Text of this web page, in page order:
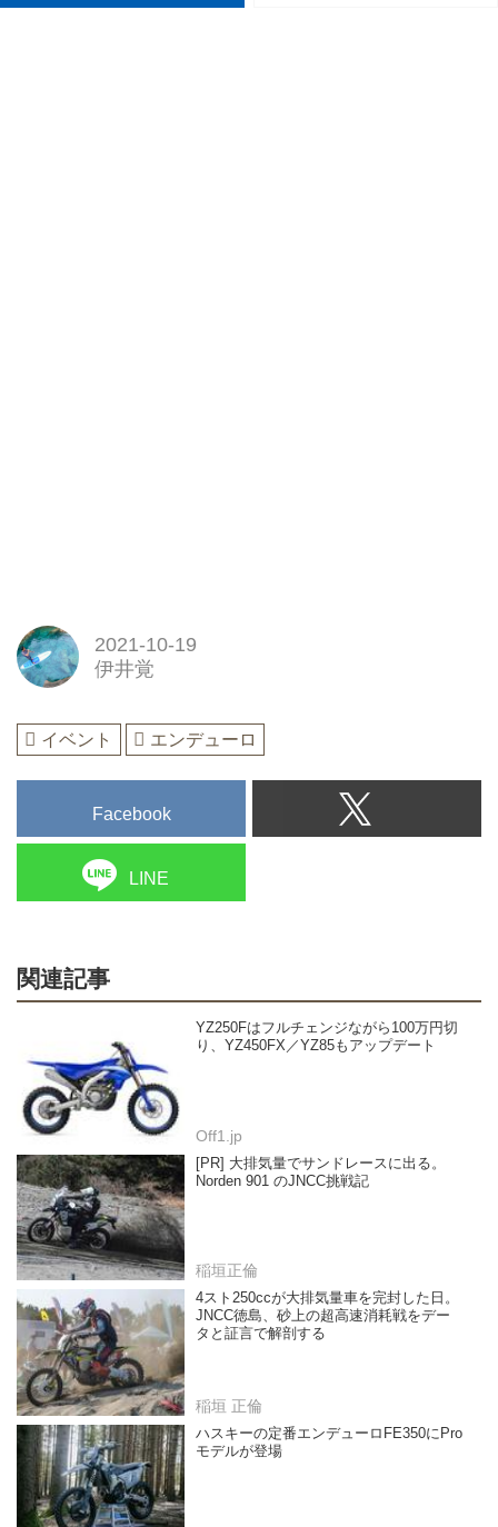
2021-10-19
伊井覚
イベント エンデューロ
Facebook
LINE
関連記事
YZ250Fはフルチェンジながら100万円切
り、YZ450FX／YZ85もアップデート
Off1.jp
[PR] 大排気量でサンドレースに出る。
Norden 901 のJNCC挑戦記
稲垣正倫
4スト250ccが大排気量車を完封した日。
JNCC徳島、砂上の超高速消耗戦をデー
タと証言で解剖する
稲垣 正倫
ハスキーの定番エンデューロFE350にPro
モデルが登場